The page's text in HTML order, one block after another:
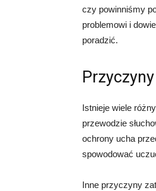
czy powinniśmy
problemowi i
poradzić.
Istnieje wiele
przewodzie
ochrony ucha
spowodować
Inne przyczyny